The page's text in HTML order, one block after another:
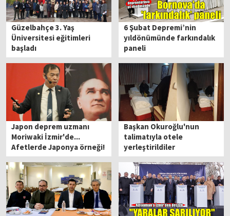
Güzelbahçe 3. Yaş
Üniversitesi eğitimleri
başladı
6 Şubat Depremi’nin
yıldönümünde farkındalık
paneli
Japon deprem uzmanı
Moriwaki İzmir'de...
Afetlerde Japonya örneği!
Başkan Okuroğlu'nun
talimatıyla otele
yerleştirildiler